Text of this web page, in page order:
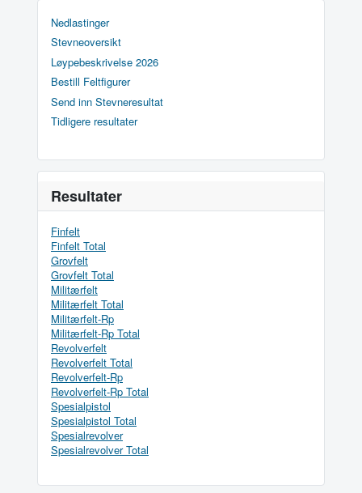
Nedlastinger
Stevneoversikt
Løypebeskrivelse 2026
Bestill Feltfigurer
Send inn Stevneresultat
Tidligere resultater
Resultater
Finfelt
Finfelt Total
Grovfelt
Grovfelt Total
Militærfelt
Militærfelt Total
Militærfelt-Rp
Militærfelt-Rp Total
Revolverfelt
Revolverfelt Total
Revolverfelt-Rp
Revolverfelt-Rp Total
Spesialpistol
Spesialpistol Total
Spesialrevolver
Spesialrevolver Total